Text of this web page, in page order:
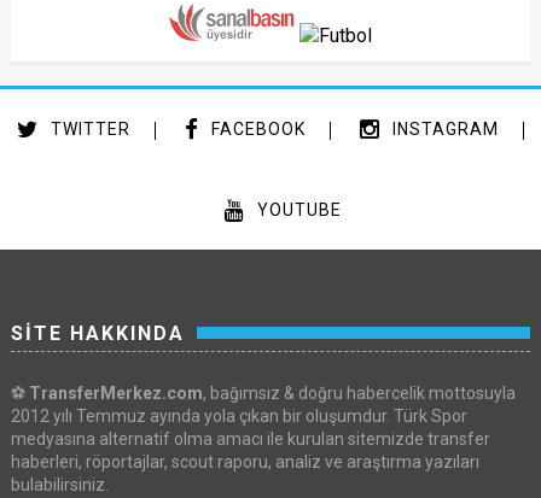
TWITTER FACEBOOK INSTAGRAM
YOUTUBE
SİTE HAKKINDA
⚽ TransferMerkez.com, bağımsız & doğru habercelik mottosuyla
2012 yılı Temmuz ayında yola çıkan bir oluşumdur. Türk Spor
medyasına alternatif olma amacı ile kurulan sitemizde transfer
haberleri, röportajlar, scout raporu, analiz ve araştırma yazıları
bulabilirsiniz.